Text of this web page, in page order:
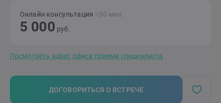
Онлайн консультация ≈50 мин.
5 000 руб.
Посмотреть адрес офиса приема специалиста
ДОГОВОРИТЬСЯ О ВСТРЕЧЕ